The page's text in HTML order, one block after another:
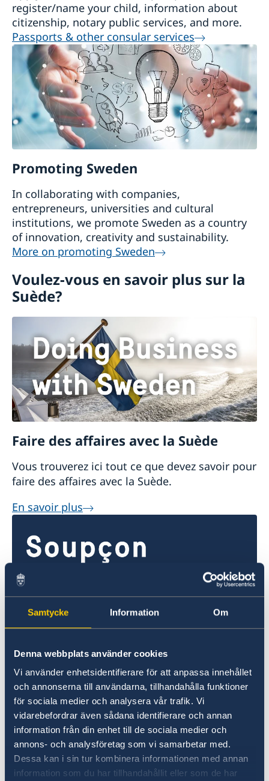
Samtycke Information Om
Denna webbplats använder cookies
Vi använder enhetsidentifierare för att anpassa innehållet
och annonserna till användarna, tillhandahålla funktioner
för sociala medier och analysera vår trafik. Vi
vidarebefordrar även sådana identifierare och annan
information från din enhet till de sociala medier och
annons- och analysföretag som vi samarbetar med.
Dessa kan i sin tur kombinera informationen med annan
information som du har tillhandahållit eller som de har
register/name your child, information about
citizenship, notary public services, and more.
Passports & other consular services
Promoting Sweden
In collaborating with companies,
entrepreneurs, universities and cultural
institutions, we promote Sweden as a country
of innovation, creativity and sustainability.
More on promoting Sweden
Voulez-vous en savoir plus sur la
Suède?
Faire des affaires avec la Suède
Vous trouverez ici tout ce que devez savoir pour
faire des affaires avec la Suède.
En savoir plus
Si vous avez des plaintes ou soupçonnez des
crimes ou des irrégularités liés aux activités du
ministère des Affaires étrangères, vous pouvez
le signaler au ministère.
Signalez une plainte contre le ministère
des Affaires étrangères (en anglais)
Signalez un soupçon de crime ou d’autres